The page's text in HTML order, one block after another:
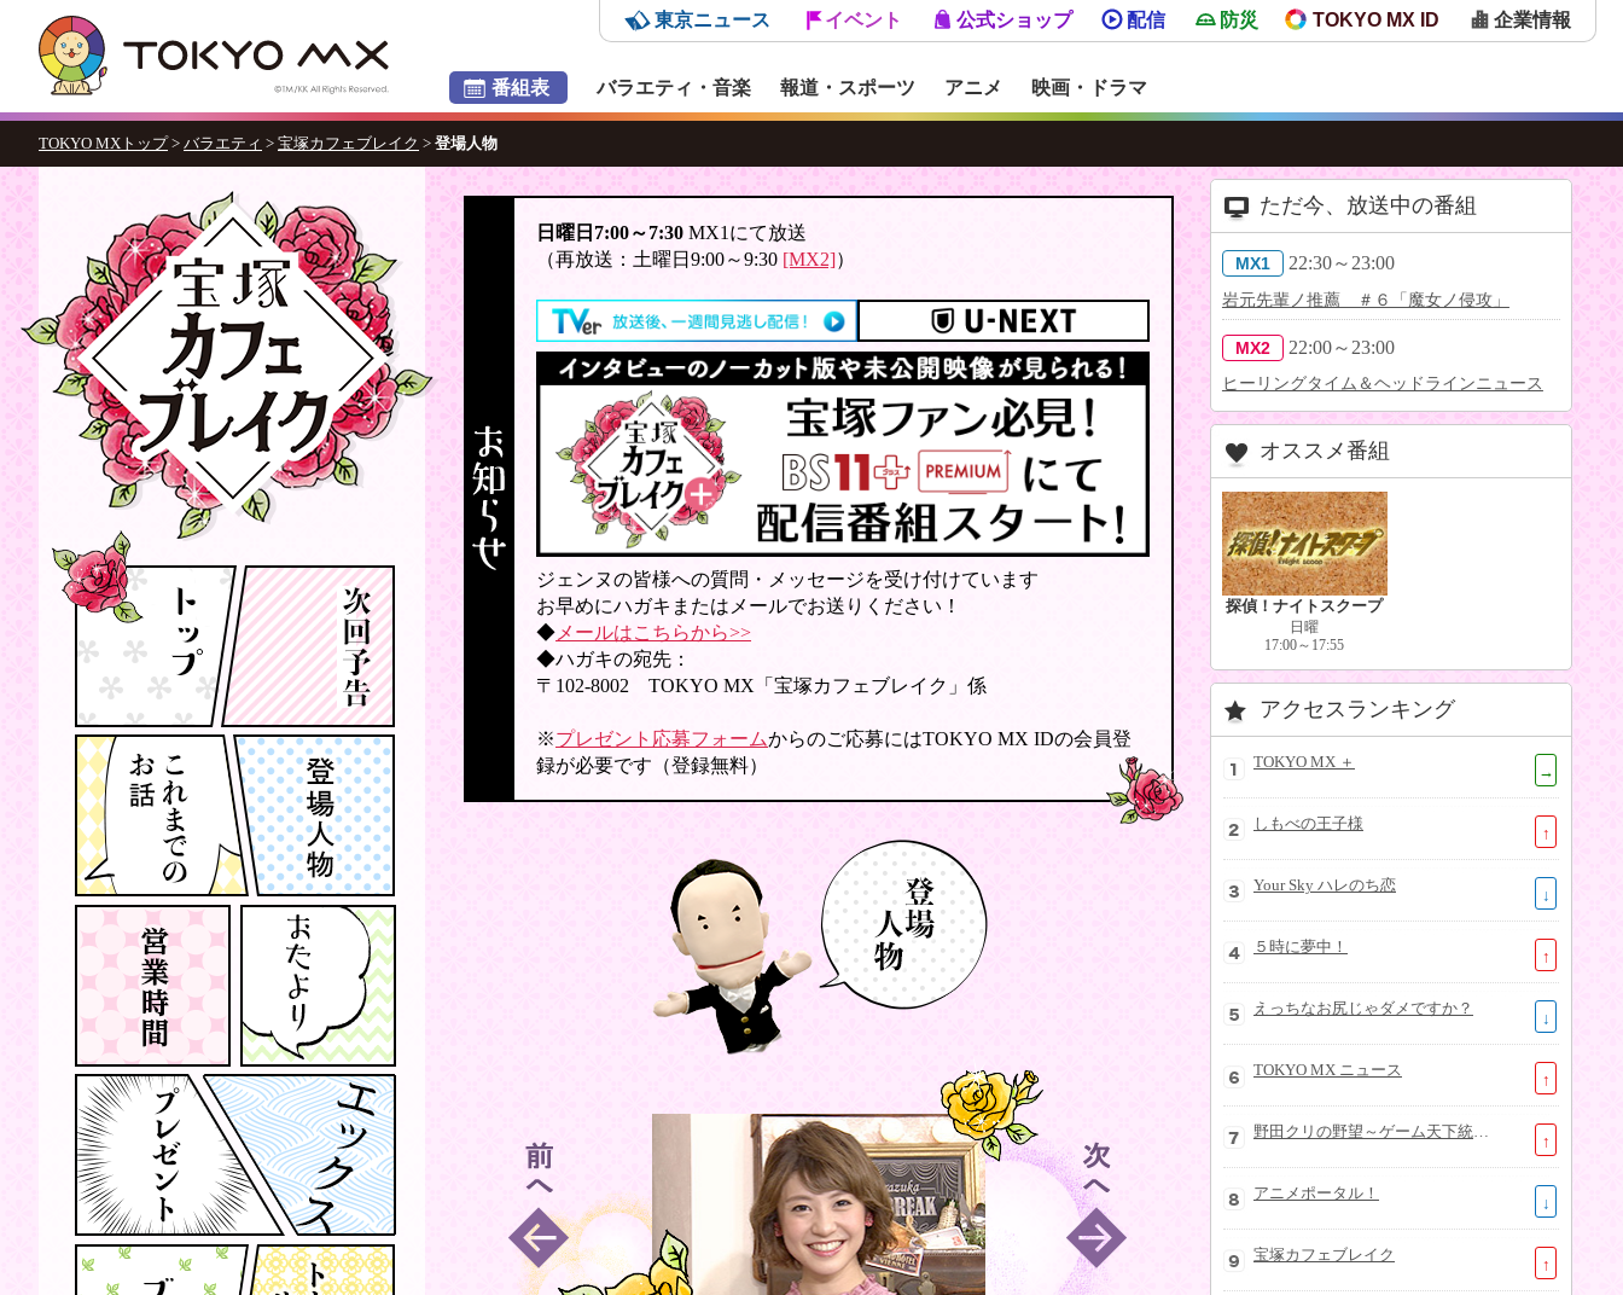
番組表 バラエティ・音楽 報道・スポーツ アニメ 映画・ドラマ
東京ニュース イベント 公式ショップ 配信 防災 TOKYO MX ID 企業情報
TOKYO MXトップ > バラエティ > 宝塚カフェブレイク > 登場人物
日曜日7:00～7:30 MX1にて放送
（再放送：土曜日9:00～9:30 [MX2]）
ジェンヌの皆様への質問・メッセージを受け付けています
お早めにハガキまたはメールでお送りください！
◆ メールはこちらから>>
◆ハガキの宛先：
〒102-8002 TOKYO MX「宝塚カフェブレイク」係
※プレゼント応募フォームからのご応募にはTOKYO MX IDの会員登
録が必要です（登録無料）
ただ今、放送中の番組
MX1 22:30～23:00
岩元先輩ノ推薦 ＃６「魔女ノ侵攻」
MX2 22:00～23:00
ヒーリングタイム＆ヘッドラインニュース
オススメ番組
探偵！ナイトスクープ
日曜
17:00～17:55
アクセスランキング
TOKYO MX ＋
→
しもべの王子様
↑
Your Sky ハレのち恋
↓
５時に夢中！
↑
えっちなお尻じゃダメですか？
↓
TOKYO MX ニュース
↑
↑
アニメポータル！
↓
宝塚カフェブレイク
↑